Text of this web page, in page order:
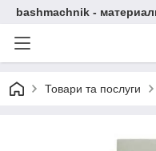
bashmachnik -
Товари та послуги